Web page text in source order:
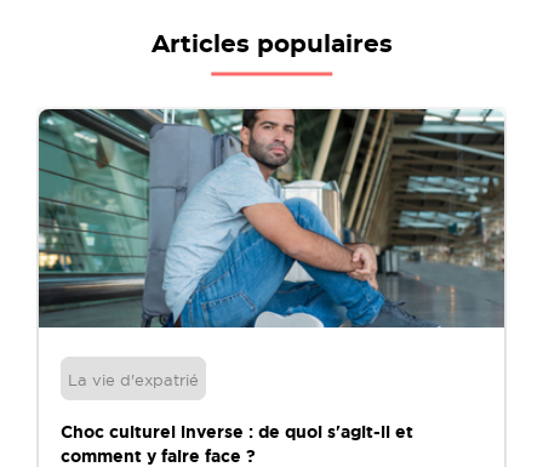
Articles populaires
La vie d'expatrié
Choc culturel inverse : de quoi s'agit-il et
comment y faire face ?